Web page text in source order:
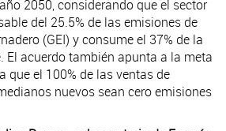
2050, considerando que el sector
del 25.5% de las emisiones de
(GEI) y consume el 37% de la
El acuerdo también apunta a la meta
que el 100% de las ventas de
nuevos sean cero emisiones